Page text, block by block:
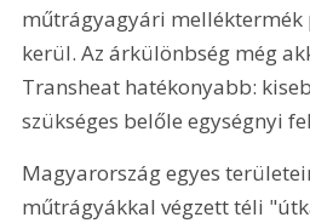
műtrágyagyári melléktermék
kerül. Az árkülönbség még
Transheat hatékonyabb:
szükséges belőle egységnyi
Magyarország egyes
műtrágyákkal végzett téli